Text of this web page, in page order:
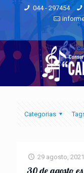
044 - 297454
Categorias
29 agosto, 2021